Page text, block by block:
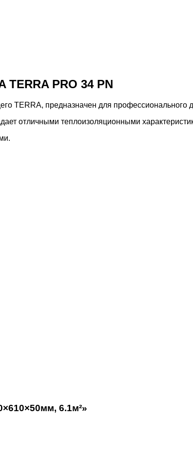
PRO 34 PN
TERRA, предназначен для профессионального
отличными теплоизоляционными
6.1м²»